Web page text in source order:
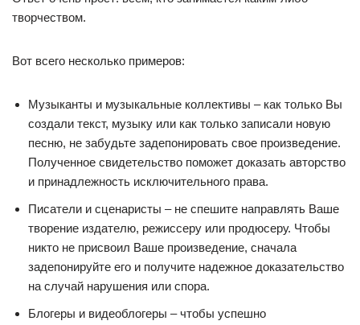
творчеством.
Вот всего несколько примеров:
Музыканты и музыкальные коллективы – как только Вы
создали текст, музыку или как только записали новую
песню, не забудьте задепонировать свое произведение.
Полученное свидетельство поможет доказать авторство
и принадлежность исключительного права.
Писатели и сценаристы – не спешите направлять Ваше
творение издателю, режиссеру или продюсеру. Чтобы
никто не присвоил Ваше произведение, сначала
задепонируйте его и получите надежное доказательство
на случай нарушения или спора.
Блогеры и видеоблогеры – чтобы успешно